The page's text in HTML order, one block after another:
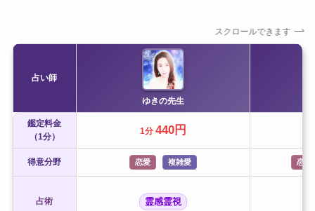
スクロールできます
占い師
ゆきの先生
鑑定料金
（1分）
1分 440円
得意分野 恋愛 複雑愛 恋愛
占術 霊感霊視